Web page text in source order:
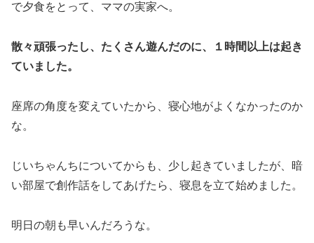
で夕食をとって、ママの実家へ。
散々頑張ったし、たくさん遊んだのに、１時間以上は起き
ていました。
座席の角度を変えていたから、寝心地がよくなかったのか
な。
じいちゃんちについてからも、少し起きていましたが、暗
い部屋で創作話をしてあげたら、寝息を立て始めました。
明日の朝も早いんだろうな。